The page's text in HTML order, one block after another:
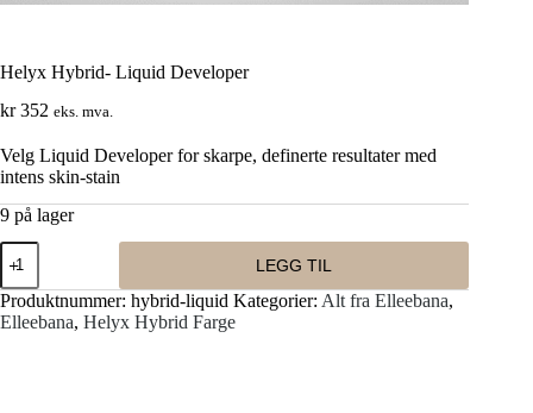
Helyx Hybrid- Liquid Developer
kr352 eks. mva.
Velg Liquid Developer for skarpe, definerte resultater med
intens skin-stain
9 på lager
Helyx
Hybrid-
Liquid
Developer
antall
LEGG TIL
Produktnummer: hybrid-liquid Kategorier: Alt fra Elleebana,
Elleebana, Helyx Hybrid Farge